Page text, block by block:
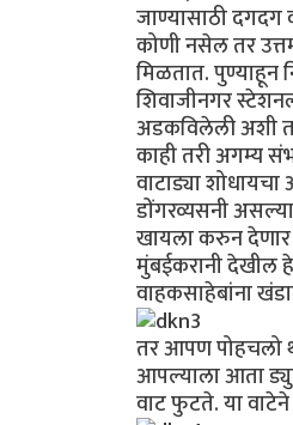
जाण्यासाठी दगदग
कोणी नसेल तर
मिळतात. पुण्याहून
शिवाजीनगर
अडकविलेली अशी
काही तरी अगम्य
वाटाड्या
डोंगरव्यसनी
खायला करुन देणार
मुंबईकरानी देखील
वाहकसाहेबांना
तर आपण पोहचलो
आपल्याला आता
वाट फुटते. या